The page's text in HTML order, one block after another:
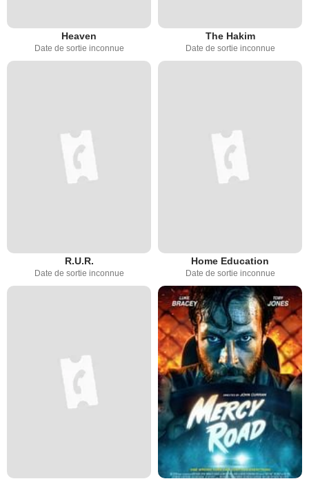
Heaven
Date de sortie inconnue
The Hakim
Date de sortie inconnue
R.U.R.
Date de sortie inconnue
Home Education
Date de sortie inconnue